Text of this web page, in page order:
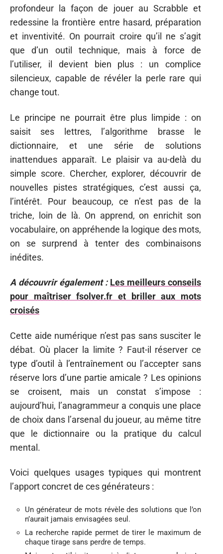
profondeur la façon de jouer au Scrabble et
redessine la frontière entre hasard, préparation
et inventivité. On pourrait croire qu’il ne s’agit
que d’un outil technique, mais à force de
l’utiliser, il devient bien plus : un complice
silencieux, capable de révéler la perle rare qui
change tout.
Le principe ne pourrait être plus limpide : on
saisit ses lettres, l’algorithme brasse le
dictionnaire, et une série de solutions
inattendues apparaît. Le plaisir va au-delà du
simple score. Chercher, explorer, découvrir de
nouvelles pistes stratégiques, c’est aussi ça,
l’intérêt. Pour beaucoup, ce n’est pas de la
triche, loin de là. On apprend, on enrichit son
vocabulaire, on appréhende la logique des mots,
on se surprend à tenter des combinaisons
inédites.
A découvrir également : Les meilleurs conseils
pour maîtriser fsolver.fr et briller aux mots
croisés
Cette aide numérique n’est pas sans susciter le
débat. Où placer la limite ? Faut-il réserver ce
type d’outil à l’entraînement ou l’accepter sans
réserve lors d’une partie amicale ? Les opinions
se croisent, mais un constat s’impose :
aujourd’hui, l’anagrammeur a conquis une place
de choix dans l’arsenal du joueur, au même titre
que le dictionnaire ou la pratique du calcul
mental.
Voici quelques usages typiques qui montrent
l’apport concret de ces générateurs :
Un générateur de mots révèle des solutions que l’on
n’aurait jamais envisagées seul.
La recherche rapide permet de tirer le maximum de
chaque tirage sans perdre de temps.